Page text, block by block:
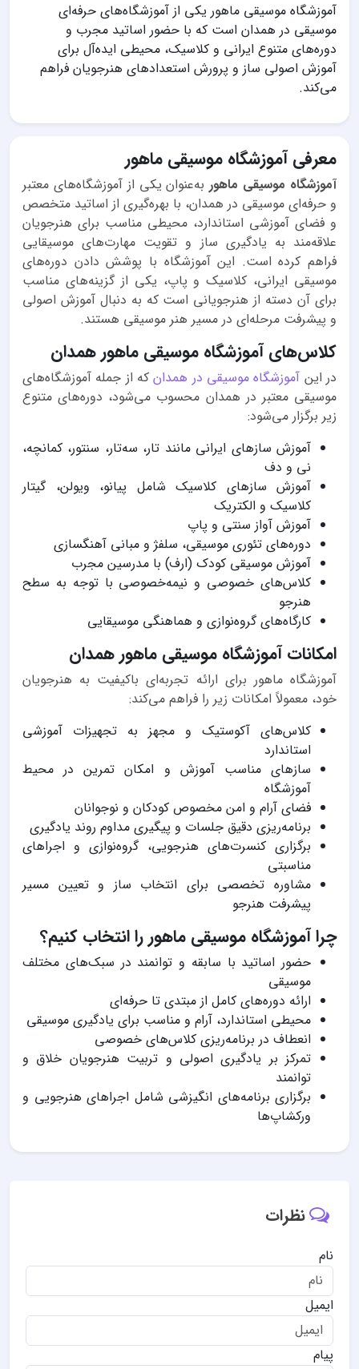
آموزشگاه موسیقی ماهور یکی از آموزشگاه‌های حرفه‌ای
موسیقی در همدان است که با حضور اساتید مجرب و
دوره‌های متنوع ایرانی و کلاسیک، محیطی ایده‌آل برای
آموزش اصولی ساز و پرورش استعدادهای هنرجویان فراهم
می‌کند.
معرفی آموزشگاه موسیقی ماهور
آموزشگاه موسیقی ماهوربه‌عنوان یکی از آموزشگاه‌های معتبر
و حرفه‌ای موسیقی در همدان، با بهره‌گیری از اساتید متخصص
و فضای آموزشی استاندارد، محیطی مناسب برای هنرجویان
علاقه‌مند به یادگیری ساز و تقویت مهارت‌های موسیقایی
فراهم کرده است. این آموزشگاه با پوشش دادن دوره‌های
موسیقی ایرانی، کلاسیک و پاپ، یکی از گزینه‌های مناسب
برای آن دسته از هنرجویانی است که به دنبال آموزش اصولی
و پیشرفت مرحله‌ای در مسیر هنر موسیقی هستند.
کلاس‌های آموزشگاه موسیقی ماهور همدان
در این آموزشگاه موسیقی در همدانکه از جمله آموزشگاه‌های
موسیقی معتبر در همدان محسوب می‌شود، دوره‌های متنوع
زیر برگزار می‌شود:
آموزش سازهای ایرانی مانند تار، سه‌تار، سنتور، کمانچه،
نی و دف
آموزش سازهای کلاسیک شامل پیانو، ویولن، گیتار
کلاسیک و الکتریک
آموزش آواز سنتی و پاپ
دوره‌های تئوری موسیقی، سلفژ و مبانی آهنگسازی
آموزش موسیقی کودک (ارف) با مدرسین مجرب
کلاس‌های خصوصی و نیمه‌خصوصی با توجه به سطح
هنرجو
کارگاه‌های گروه‌نوازی و هماهنگی موسیقایی
امکانات آموزشگاه موسیقی ماهور همدان
آموزشگاه ماهور برای ارائه تجربه‌ای باکیفیت به هنرجویان
خود، معمولاً امکانات زیر را فراهم می‌کند:
کلاس‌های آکوستیک و مجهز به تجهیزات آموزشی
استاندارد
سازهای مناسب آموزش و امکان تمرین در محیط
آموزشگاه
فضای آرام و امن مخصوص کودکان و نوجوانان
برنامه‌ریزی دقیق جلسات و پیگیری مداوم روند یادگیری
برگزاری کنسرت‌های هنرجویی، گروه‌نوازی و اجراهای
مناسبتی
مشاوره تخصصی برای انتخاب ساز و تعیین مسیر
پیشرفت هنرجو
چرا آموزشگاه موسیقی ماهور را انتخاب کنیم؟
حضور اساتید با سابقه و توانمند در سبک‌های مختلف
موسیقی
ارائه دوره‌های کامل از مبتدی تا حرفه‌ای
محیطی استاندارد، آرام و مناسب برای یادگیری موسیقی
انعطاف در برنامه‌ریزی کلاس‌های خصوصی
تمرکز بر یادگیری اصولی و تربیت هنرجویان خلاق و
توانمند
برگزاری برنامه‌های انگیزشی شامل اجراهای هنرجویی و
ورکشاپ‌ها
نظرات
نام
ایمیل
پیام